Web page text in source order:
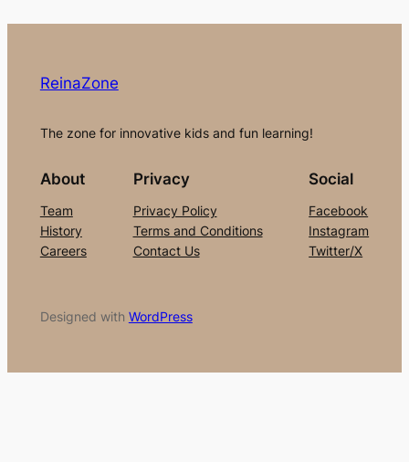
ReinaZone
The zone for innovative kids and fun learning!
About
Team
History
Careers
Privacy
Privacy Policy
Terms and Conditions
Contact Us
Social
Facebook
Instagram
Twitter/X
Designed with WordPress